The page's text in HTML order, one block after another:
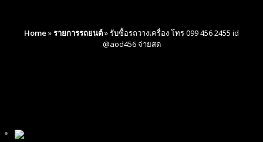
Home »รายการรถยนต์»รับซื้อรถวางเครื่อง โทร 099 456 2455 id
@aod456 จ่ายสด